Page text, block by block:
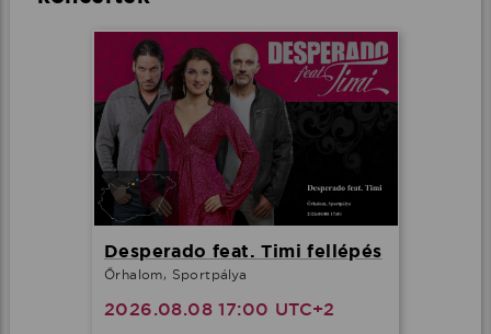
Desperado feat. Timi fellépés
Őrhalom, Sportpálya
2026.08.08 17:00 UTC+2